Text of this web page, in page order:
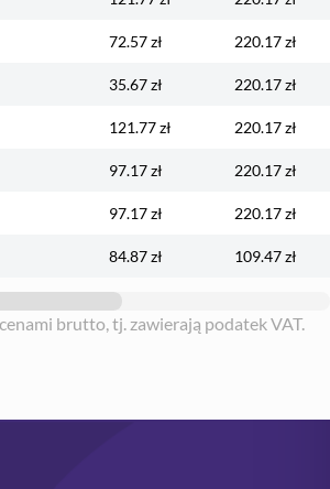
72.57 zł 220.17 zł
35.67 zł 220.17 zł
121.77 zł 220.17 zł
97.17 zł 220.17 zł
97.17 zł 220.17 zł
84.87 zł 109.47 zł
brutto, tj. zawierają podatek VAT.